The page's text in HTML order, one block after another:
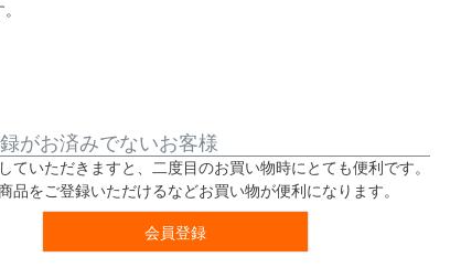
がお済みでないお客様
ていただきますと、二度目のお買い物時にとても便利です。
品をご登録いただけるなどお買い物が便利になります。
会員登録